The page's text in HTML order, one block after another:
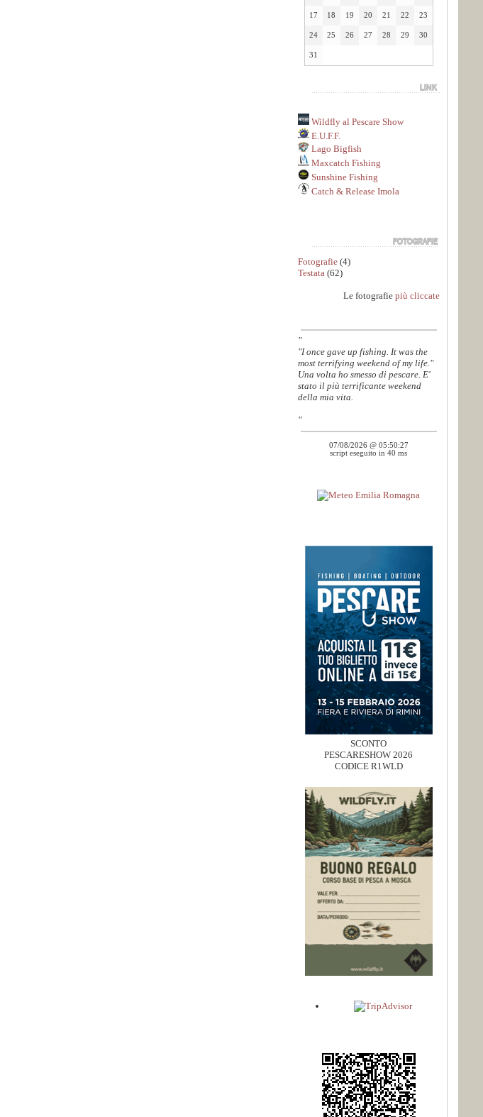
17 18 19 20 21 22 23
24 25 26 27 28 29 30
31
Wildfly al Pescare Show
E.U.F.F.
Lago Bigfish
Maxcatch Fishing
Sunshine Fishing
Catch & Release Imola
Fotografie(4)
Testata (62)
Le fotografie più cliccate
"
"I once gave up fishing. It was the
most terrifying weekend of my life."
Una volta ho smesso di pescare. E'
stato il più terrificante weekend
della mia vita.
"
07/08/2026 @ 05:50:27
script eseguito in 40 ms
SCONTO
PESCARESHOW 2026
CODICE R1WLD